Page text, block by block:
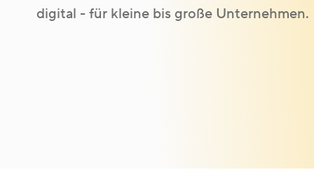
digital - für kleine bis große Unternehmen.